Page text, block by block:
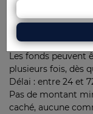
déduction des
Kagnotte.com.
4. Retirez les
Les fonds peuvent
plusieurs fois, dès
Délai : entre 24 et
Pas de montant
caché, aucune